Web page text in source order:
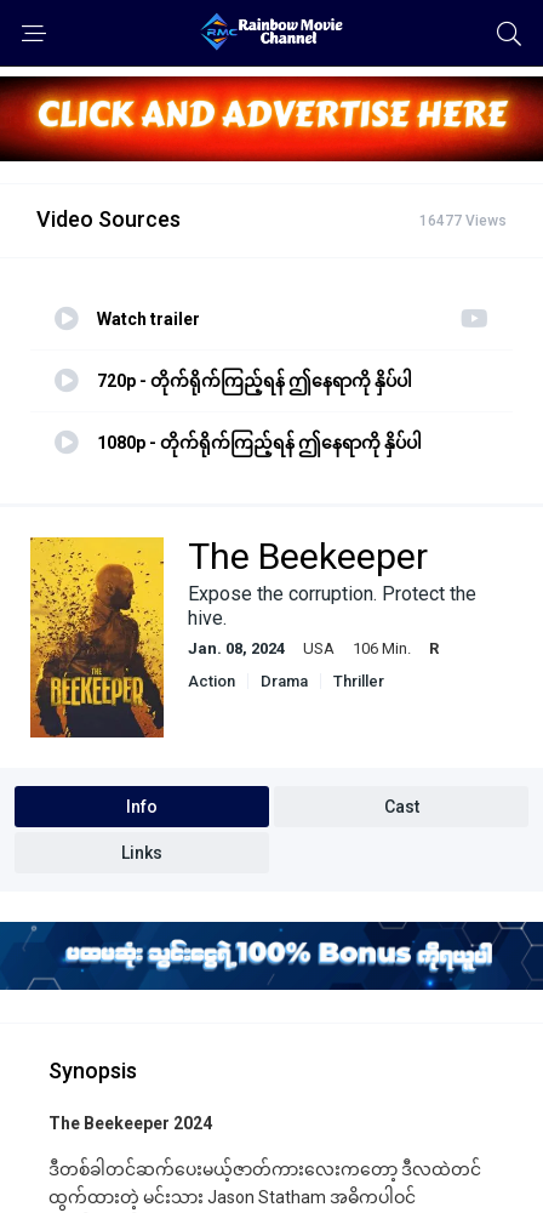
Video Sources 16477 Views
Watch trailer
720p - တိုက်ရိုက်ကြည့်ရန် ဤနေရာကို နှိပ်ပါ
1080p - တိုက်ရိုက်ကြည့်ရန် ဤနေရာကို နှိပ်ပါ
The Beekeeper
Expose the corruption. Protect the
hive.
Jan. 08, 2024 USA 106 Min.
R
Action
Drama Thriller
Info Cast
Links
Synopsis
The Beekeeper 2024
ဒီတစ်ခါတင်ဆက်ပေးမယ့်ဇာတ်ကားလေးကတော့ ဒီလထဲတင်
ထွက်ထားတဲ့ မင်းသား Jason Statham အဓိကပါဝင်